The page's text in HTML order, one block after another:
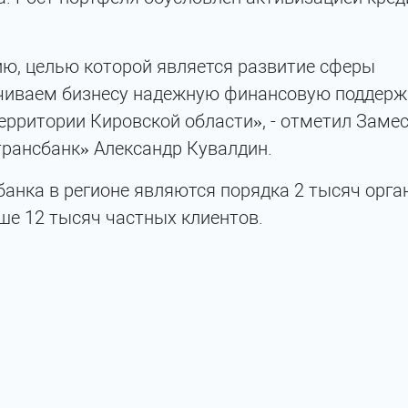
целью которой является развитие сферы
бизнесу надежную финансовую
Кировской области», - отметил
Александр Кувалдин.
в регионе являются порядка 2 тысяч
12 тысяч частных клиентов.